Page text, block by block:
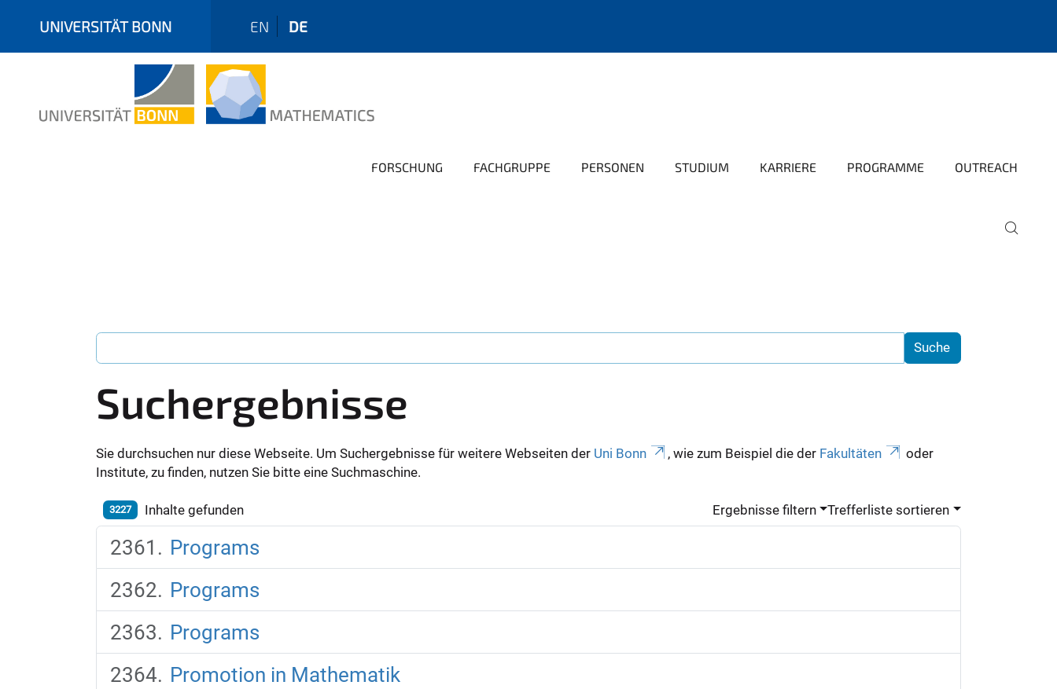
UNIVERSITÄT BONN EN DE
FORSCHUNG FACHGRUPPE PERSONEN STUDIUM KARRIERE PROGRAMME OUTREACH
Suchergebnisse
Sie durchsuchen nur diese Webseite. Um Suchergebnisse für weitere Webseiten der Uni Bonn , wie zum Beispiel die der Fakultäten
oder
Institute, zu finden, nutzen Sie bitte eine Suchmaschine.
3227 Inhalte gefunden Ergebnisse filtern Trefferliste sortieren
Programs
Programs
Programs
Promotion in Mathematik